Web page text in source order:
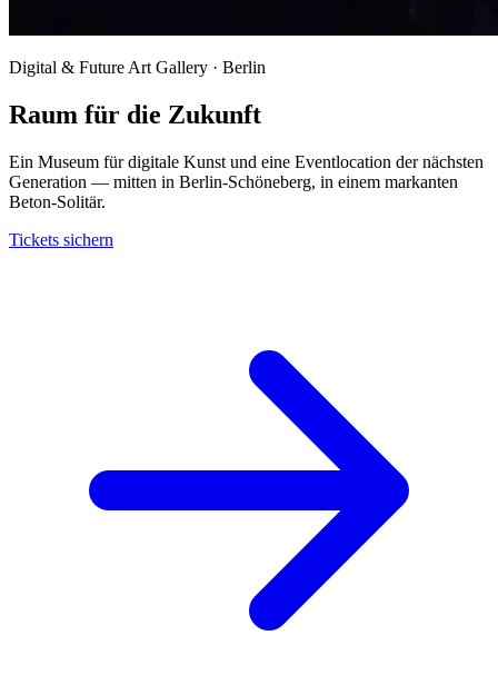
Digital & Future Art Gallery · Berlin
Raum für die Zukunft
Ein Museum für digitale Kunst und eine Eventlocation der nächsten
Generation — mitten in Berlin-Schöneberg, in einem markanten
Beton-Solitär.
Tickets sichern